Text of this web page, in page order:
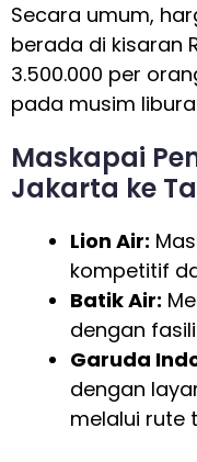
Secara umum,
berada di kisaran
3.500.000 per
pada musim
Maskapai
Jakarta ke
Lion Air:
kompetitif
Batik Air:
dengan
Garuda
dengan
melalui rute